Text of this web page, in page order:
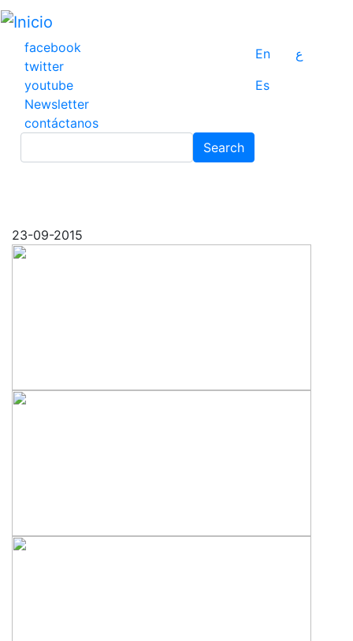
Pasar
contenido
principal
facebook
twitter
youtube
Newsletter
contáctanos
En
ع
Es
Search
23-09-2015